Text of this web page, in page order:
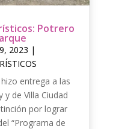
Potrero
2023 |
entrega a las
de Villa Ciudad
por lograr
“Programa de